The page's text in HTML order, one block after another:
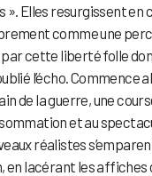
». Elles resurgissent en
comme une
cette liberté folle
l’écho. Commence
de la guerre, une
et au
réalistes
en lacérant les affiches